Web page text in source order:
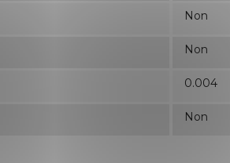
Non
Non
0.004
Non